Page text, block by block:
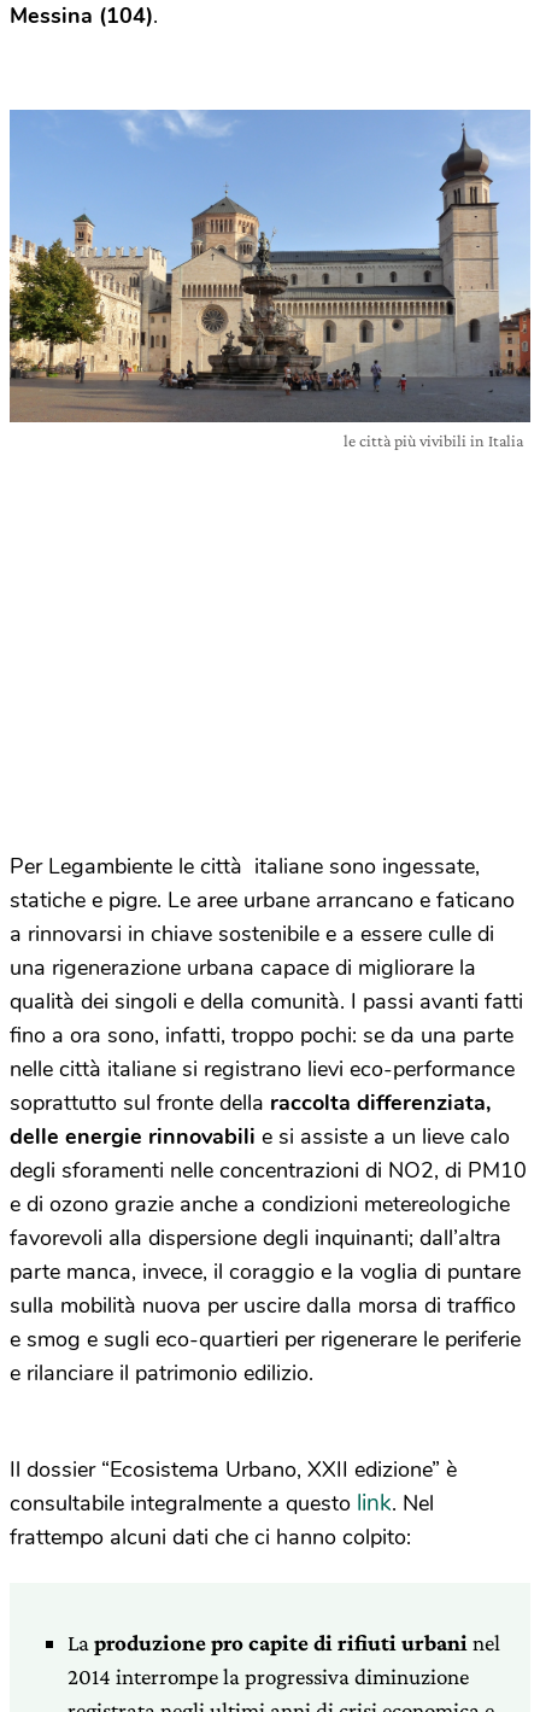
Messina (104).
le città più vivibili in Italia
Per Legambiente le città italiane sono ingessate,
statiche e pigre. Le aree urbane arrancano e faticano
a rinnovarsi in chiave sostenibile e a essere culle di
una rigenerazione urbana capace di migliorare la
qualità dei singoli e della comunità. I passi avanti fatti
fino a ora sono, infatti, troppo pochi: se da una parte
nelle città italiane si registrano lievi eco-performance
soprattutto sul fronte della raccolta differenziata,
delle energie rinnovabili e si assiste a un lieve calo
degli sforamenti nelle concentrazioni di NO2, di PM10
e di ozono grazie anche a condizioni metereologiche
favorevoli alla dispersione degli inquinanti; dall’altra
parte manca, invece, il coraggio e la voglia di puntare
sulla mobilità nuova per uscire dalla morsa di traffico
e smog e sugli eco-quartieri per rigenerare le periferie
e rilanciare il patrimonio edilizio.
Il dossier “Ecosistema Urbano, XXII edizione” è
consultabile integralmente a questo link. Nel
frattempo alcuni dati che ci hanno colpito:
La produzione pro capite di rifiuti urbani nel
2014 interrompe la progressiva diminuzione